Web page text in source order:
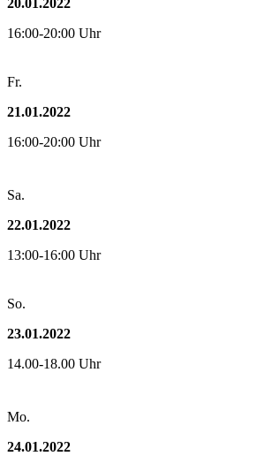
20.01.2022
16:00-20:00 Uhr
Fr.
21.01.2022
16:00-20:00 Uhr
Sa.
22.01.2022
13:00-16:00 Uhr
So.
23.01.2022
14.00-18.00 Uhr
Mo.
24.01.2022